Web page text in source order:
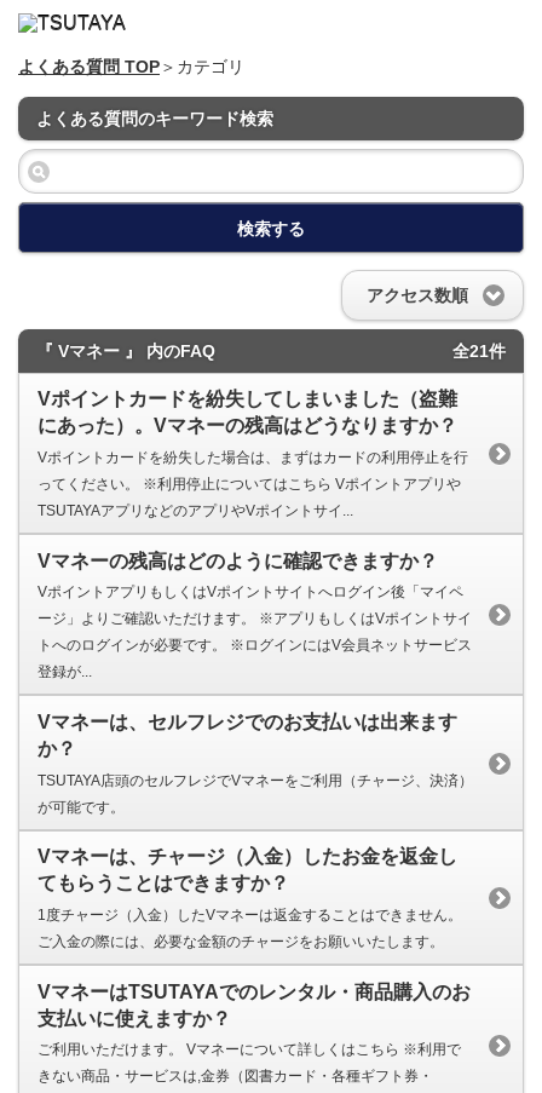
よくある質問 TOP＞カテゴリ
よくある質問のキーワード検索
検索する
アクセス数順
『 Vマネー 』 内のFAQ 全21件
Vポイントカードを紛失してしまいました（盗難
にあった）。Vマネーの残高はどうなりますか？
Vポイントカードを紛失した場合は、まずはカードの利用停止を行
ってください。 ※利用停止についてはこちら Vポイントアプリや
TSUTAYAアプリなどのアプリやVポイントサイ...
Vマネーの残高はどのように確認できますか？
VポイントアプリもしくはVポイントサイトへログイン後「マイペ
ージ」よりご確認いただけます。 ※アプリもしくはVポイントサイ
トへのログインが必要です。 ※ログインにはV会員ネットサービス
登録が...
Vマネーは、セルフレジでのお支払いは出来ます
か？
TSUTAYA店頭のセルフレジでVマネーをご利用（チャージ、決済）
が可能です。
Vマネーは、チャージ（入金）したお金を返金し
てもらうことはできますか？
1度チャージ（入金）したVマネーは返金することはできません。
ご入金の際には、必要な金額のチャージをお願いいたします。
VマネーはTSUTAYAでのレンタル・商品購入のお
支払いに使えますか？
ご利用いただけます。 Vマネーについて詳しくはこちら ※利用で
きない商品・サービスは,金券（図書カード・各種ギフト券・